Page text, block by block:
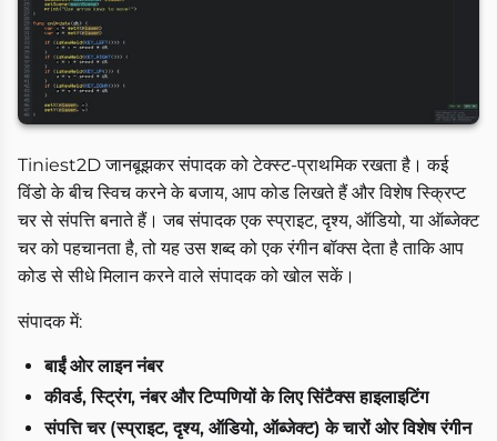
Tiniest2D जानबूझकर संपादक को टेक्स्ट-प्राथमिक रखता है। कई
विंडो के बीच स्विच करने के बजाय, आप कोड लिखते हैं और विशेष स्क्रिप्ट
चर से संपत्ति बनाते हैं। जब संपादक एक स्प्राइट, दृश्य, ऑडियो, या ऑब्जेक्ट
चर को पहचानता है, तो यह उस शब्द को एक रंगीन बॉक्स देता है ताकि आप
कोड से सीधे मिलान करने वाले संपादक को खोल सकें।
संपादक में:
बाईं ओर लाइन नंबर
कीवर्ड, स्ट्रिंग, नंबर और टिप्पणियों के लिए सिंटैक्स हाइलाइटिंग
संपत्ति चर (स्प्राइट, दृश्य, ऑडियो, ऑब्जेक्ट) के चारों ओर विशेष रंगीन